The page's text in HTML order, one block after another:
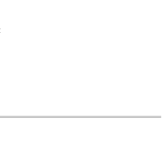
neuer Chefdirigent des
Hessen
Uhr